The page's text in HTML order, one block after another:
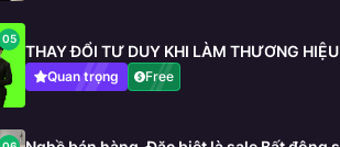
05
THAY ĐỔI TƯ DUY KHI LÀM THƯƠNG
Quan trọng Free